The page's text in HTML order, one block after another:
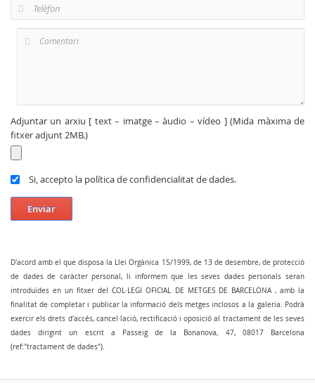
Adjuntar un arxiu [ text – imatge – àudio – vídeo ] (Mida màxima de
fitxer adjunt 2MB.)
Si, accepto la política de confidencialitat de dades.
Enviar
D'acord amb el que disposa la Llei Orgànica 15/1999, de 13 de desembre, de protecció
de dades de caràcter personal, li informem que les seves dades personals seran
introduïdes en un fitxer del COL·LEGI OFICIAL DE METGES DE BARCELONA , amb la
finalitat de completar i publicar la informació dels metges inclosos a la galeria. Podrà
exercir els drets d'accés, cancel·lació, rectificació i oposició al tractament de les seves
dades dirigint un escrit a Passeig de la Bonanova, 47, 08017 Barcelona
(ref:"tractament de dades").